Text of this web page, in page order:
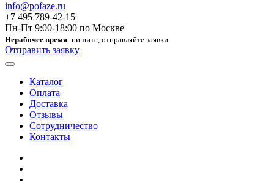
info@pofaze.ru
+7 495 789-42-15
Пн-Пт 9:00-18:00 по Москве
Нерабочее время: пишите, отправляйте заявки
Отправить заявку
Каталог
Оплата
Доставка
Отзывы
Сотрудничество
Контакты